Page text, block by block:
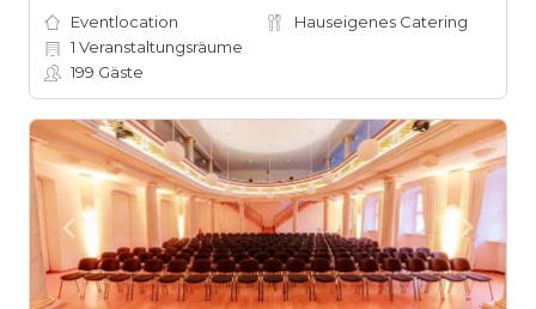
Eventlocation
Hauseigenes Catering
1 Veranstaltungsräume
199 Gäste